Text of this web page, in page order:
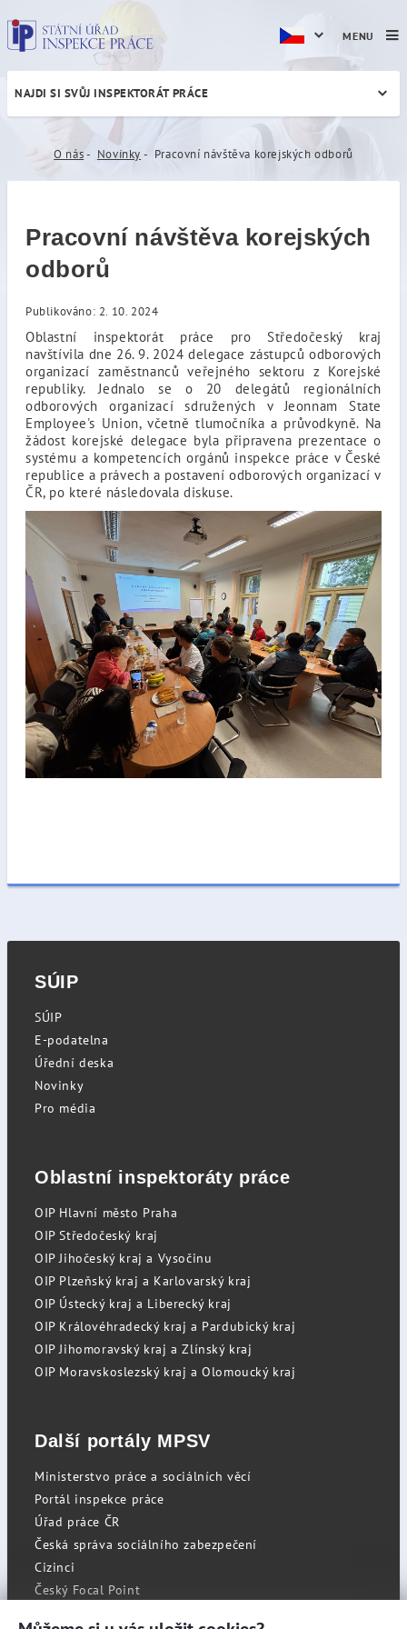
Pracovní návštěva
NAJDI SI SVŮJ INSPEKTORÁT PRÁCE
O nás Novinky Pracovní návštěva korejských odborů
Pracovní návštěva korejských
odborů
Publikováno: 2. 10. 2024
Oblastní inspektorát práce pro Středočeský kraj
navštívila dne 26. 9. 2024 delegace zástupců odborových
organizací zaměstnanců veřejného sektoru z Korejské
republiky. Jednalo se o 20 delegátů regionálních
odborových organizací sdružených v Jeonnam State
Employee's Union, včetně tlumočníka a průvodkyně. Na
žádost korejské delegace byla připravena prezentace o
systému a kompetencích orgánů inspekce práce v České
republice a právech a postavení odborových organizací v
ČR, po které následovala diskuse.
MENU
SÚIP
SÚIP
E-podatelna
Úřední deska
Novinky
Pro média
Oblastní inspektoráty práce
OIP Hlavní město Praha
OIP Středočeský kraj
OIP Jihočeský kraj a Vysočinu
OIP Plzeňský kraj a Karlovarský kraj
OIP Ústecký kraj a Liberecký kraj
OIP Královéhradecký kraj a Pardubický kraj
OIP Jihomoravský kraj a Zlínský kraj
OIP Moravskoslezský kraj a Olomoucký kraj
Další portály MPSV
Ministerstvo práce a sociálních věcí
Portál inspekce práce
Úřad práce ČR
Česká správa sociálního zabezpečení
Cizinci
Český Focal Point